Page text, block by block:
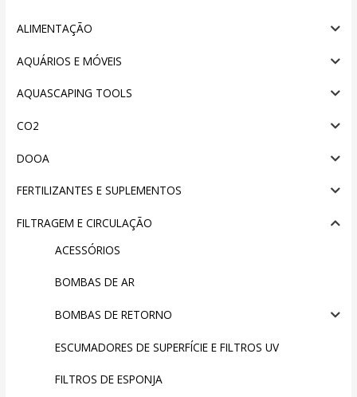
ALIMENTAÇÃO
AQUÁRIOS E MÓVEIS
AQUASCAPING TOOLS
CO2
DOOA
FERTILIZANTES E SUPLEMENTOS
FILTRAGEM E CIRCULAÇÃO
ACESSÓRIOS
BOMBAS DE AR
BOMBAS DE RETORNO
ESCUMADORES DE SUPERFÍCIE E FILTROS UV
FILTROS DE ESPONJA